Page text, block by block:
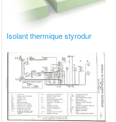
Isolant thermique styrodur